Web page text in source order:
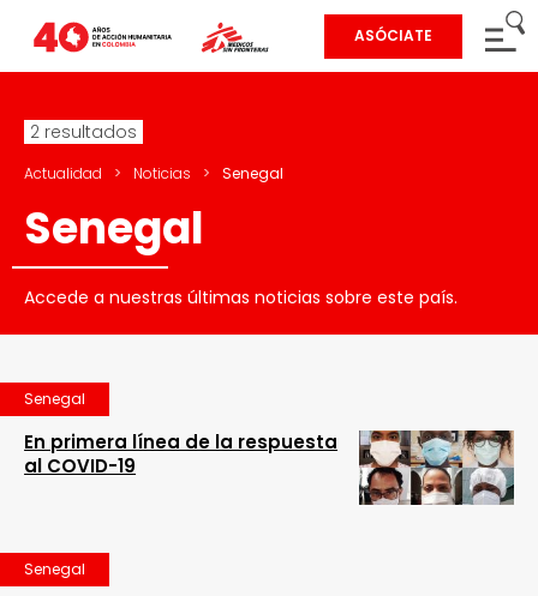
ASÓCIATE
2 resultados
Actualidad > Noticias > Senegal
Senegal
Accede a nuestras últimas noticias sobre este país.
Senegal
En primera línea de la respuesta
al COVID-19
Senegal